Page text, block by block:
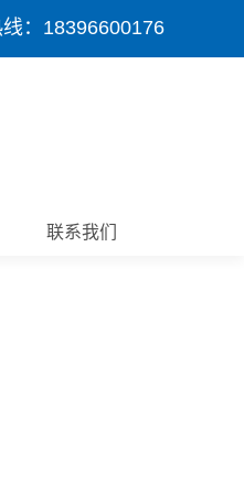
：18396600176
联系我们